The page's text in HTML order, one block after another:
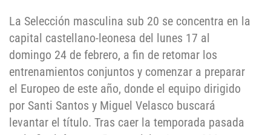
La Selección masculina sub 20 se concentra en la
capital castellano-leonesa del lunes 17 al
domingo 24 de febrero, a fin de retomar los
entrenamientos conjuntos y comenzar a preparar
el Europeo de este año, donde el equipo dirigido
por Santi Santos y Miguel Velasco buscará
levantar el título. Tras caer la temporada pasada